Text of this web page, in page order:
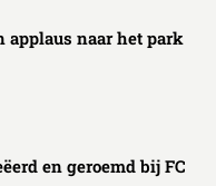
applaus naar het park
en geroemd bij FC